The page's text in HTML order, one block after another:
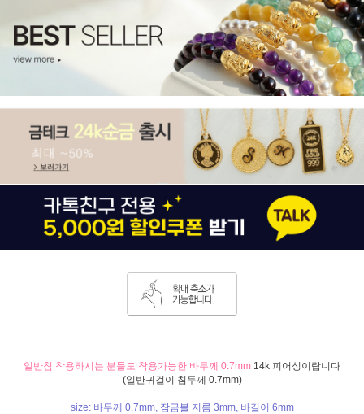
일반침 착용하시는 분들도 착용가능한 바두께 0.7mm 14k 피어싱이랍니다
(일반귀걸이 침두께 0.7mm)
size: 바두께 0.7mm, 잠금볼 지름 3mm, 바길이 6mm